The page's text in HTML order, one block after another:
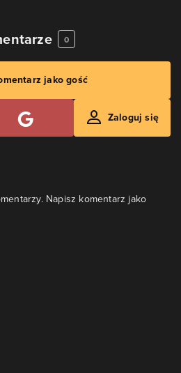
0
jako gość
Zaloguj się
Napisz komentarz jako